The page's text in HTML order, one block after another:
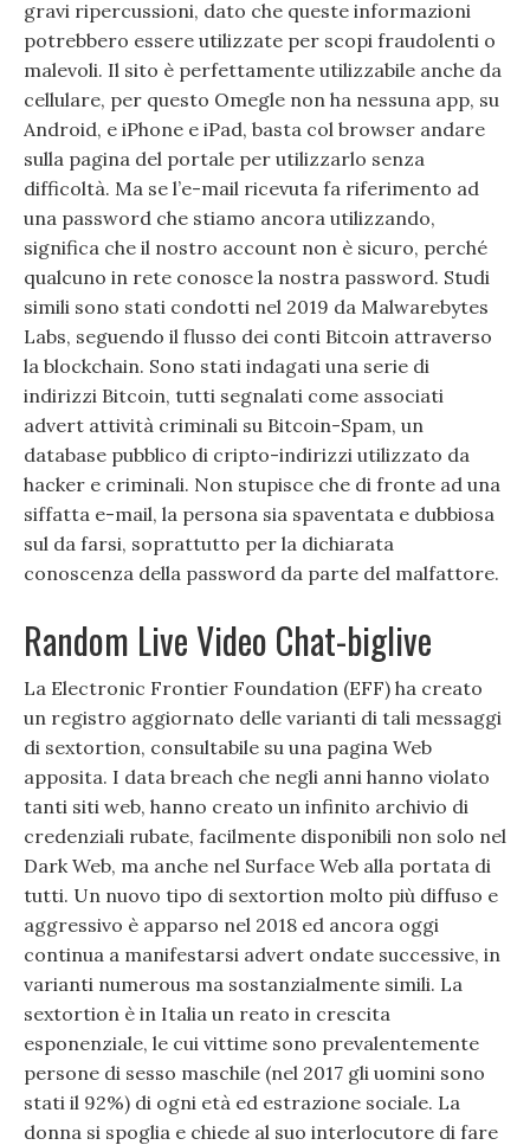
gravi ripercussioni, dato che queste informazioni
potrebbero essere utilizzate per scopi fraudolenti o
malevoli. Il sito è perfettamente utilizzabile anche da
cellulare, per questo Omegle non ha nessuna app, su
Android, e iPhone e iPad, basta col browser andare
sulla pagina del portale per utilizzarlo senza
difficoltà. Ma se l’e-mail ricevuta fa riferimento ad
una password che stiamo ancora utilizzando,
significa che il nostro account non è sicuro, perché
qualcuno in rete conosce la nostra password. Studi
simili sono stati condotti nel 2019 da Malwarebytes
Labs, seguendo il flusso dei conti Bitcoin attraverso
la blockchain. Sono stati indagati una serie di
indirizzi Bitcoin, tutti segnalati come associati
advert attività criminali su Bitcoin-Spam, un
database pubblico di cripto-indirizzi utilizzato da
hacker e criminali. Non stupisce che di fronte ad una
siffatta e-mail, la persona sia spaventata e dubbiosa
sul da farsi, soprattutto per la dichiarata
conoscenza della password da parte del malfattore.
Random Live Video Chat-biglive
La Electronic Frontier Foundation (EFF) ha creato
un registro aggiornato delle varianti di tali messaggi
di sextortion, consultabile su una pagina Web
apposita. I data breach che negli anni hanno violato
tanti siti web, hanno creato un infinito archivio di
credenziali rubate, facilmente disponibili non solo nel
Dark Web, ma anche nel Surface Web alla portata di
tutti. Un nuovo tipo di sextortion molto più diffuso e
aggressivo è apparso nel 2018 ed ancora oggi
continua a manifestarsi advert ondate successive, in
varianti numerous ma sostanzialmente simili. La
sextortion è in Italia un reato in crescita
esponenziale, le cui vittime sono prevalentemente
persone di sesso maschile (nel 2017 gli uomini sono
stati il 92%) di ogni età ed estrazione sociale. La
donna si spoglia e chiede al suo interlocutore di fare